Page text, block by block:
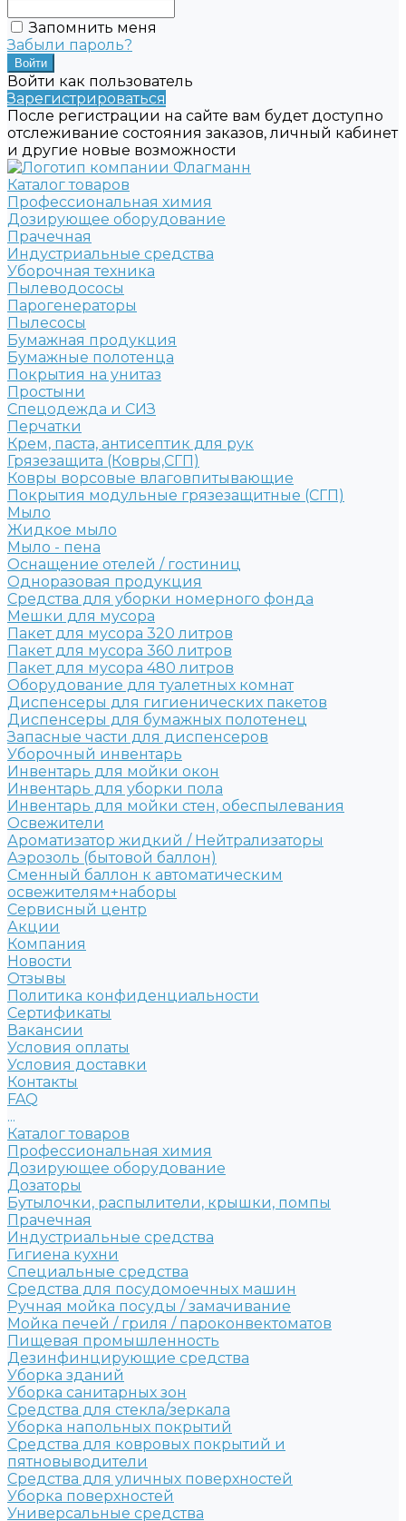
Запомнить меня
Забыли пароль?
Войти как пользователь
Зарегистрироваться
После регистрации на сайте вам будет доступно
отслеживание состояния заказов, личный кабинет
и другие новые возможности
Каталог товаров
Профессиональная химия
Дозирующее оборудование
Прачечная
Индустриальные средства
Уборочная техника
Пылеводососы
Парогенераторы
Пылесосы
Бумажная продукция
Бумажные полотенца
Покрытия на унитаз
Простыни
Спецодежда и СИЗ
Перчатки
Крем, паста, антисептик для рук
Грязезащита (Ковры,СГП)
Ковры ворсовые влаговпитывающие
Покрытия модульные грязезащитные (СГП)
Мыло
Жидкое мыло
Мыло - пена
Оснащение отелей / гостиниц
Одноразовая продукция
Средства для уборки номерного фонда
Мешки для мусора
Пакет для мусора 320 литров
Пакет для мусора 360 литров
Пакет для мусора 480 литров
Оборудование для туалетных комнат
Диспенсеры для гигиенических пакетов
Диспенсеры для бумажных полотенец
Запасные части для диспенсеров
Уборочный инвентарь
Инвентарь для мойки окон
Инвентарь для уборки пола
Инвентарь для мойки стен, обеспылевания
Освежители
Ароматизатор жидкий / Нейтрализаторы
Аэрозоль (бытовой баллон)
Сменный баллон к автоматическим
освежителям+наборы
Сервисный центр
Акции
Компания
Новости
Отзывы
Политика конфиденциальности
Сертификаты
Вакансии
Условия оплаты
Условия доставки
Контакты
FAQ
...
Каталог товаров
Профессиональная химия
Дозирующее оборудование
Дозаторы
Бутылочки, распылители, крышки, помпы
Прачечная
Индустриальные средства
Гигиена кухни
Специальные средства
Средства для посудомоечных машин
Ручная мойка посуды / замачивание
Мойка печей / гриля / пароконвектоматов
Пищевая промышленность
Дезинфинцирующие средства
Уборка зданий
Уборка санитарных зон
Средства для стекла/зеркала
Уборка напольных покрытий
Средства для ковровых покрытий и
пятновыводители
Средства для уличных поверхностей
Уборка поверхностей
Универсальные средства